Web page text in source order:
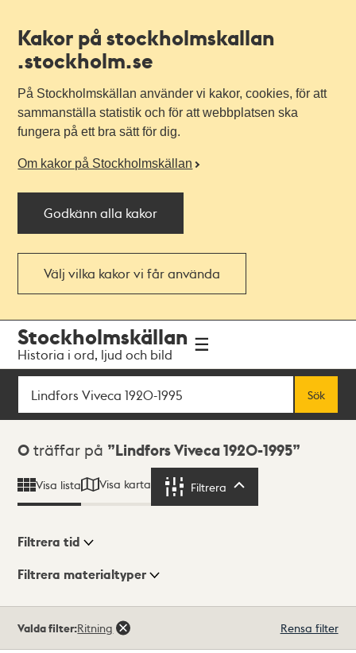
Kakor på stockholmskallan
.stockholm.se
På Stockholmskällan använder vi kakor, cookies, för att
sammanställa statistik och för att webbplatsen ska
fungera på ett bra sätt för dig.
Om kakor på Stockholmskällan
Godkänn alla kakor
Välj vilka kakor vi får använda
navigationen
huvudinnehållet
Stockholmskällan
Historia i ord, ljud och bild
Sök
Sök
Sökresultat
0 träffar på Lindfors Viveca 1920-1995
Visa lista Visa karta Filtrera
Visningsläge
Filtrera tid
Filtrera materialtyper
träffar
Valda filter:Ritning Rensa filter